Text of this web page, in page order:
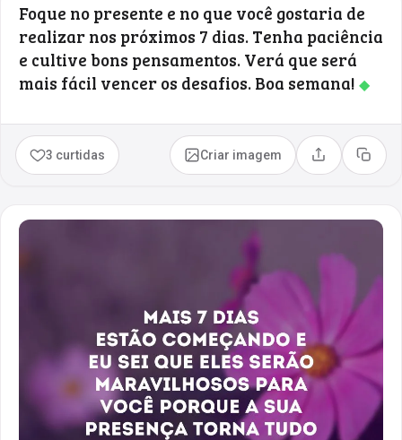
Foque no presente e no que você gostaria de
realizar nos próximos 7 dias. Tenha paciência
e cultive bons pensamentos. Verá que será
mais fácil vencer os desafios. Boa semana! ◆
3 curtidas Criar imagem Compartilhar
Copiar